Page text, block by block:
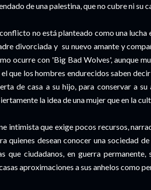
de una palestina, que no cubre ni su
no está planteado como una
divorciada y su nuevo amante y
ocurre con 'Big Bad Wolves', aunque
el que los hombres endurecidos saben
de casa a su hijo, para conservar a
la idea de una mujer que en la
intimista que exige pocos recursos,
quienes desean conocer una sociedad
que ciudadanos, en guerra
aproximaciones a sus anhelos como